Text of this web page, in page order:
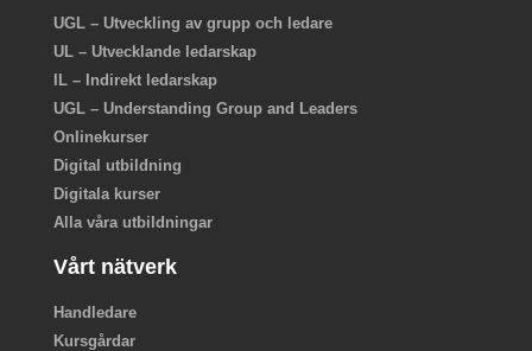
UGL – Utveckling av grupp och ledare
UL – Utvecklande ledarskap
IL – Indirekt ledarskap
UGL – Understanding Group and Leaders
Onlinekurser
Digital utbildning
Digitala kurser
Alla våra utbildningar
Vårt nätverk
Handledare
Kursgårdar